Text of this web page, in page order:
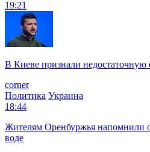
19:21
В Киеве признали недостаточную
corner
Политика Украина
18:44
Жителям Оренбуржья напомнили
воде